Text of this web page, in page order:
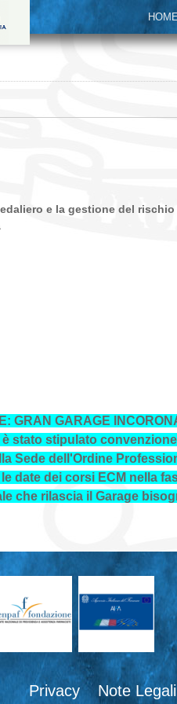
e la gestione del
GRAN GARAGE
stato stipulato
Sede dell'Ordine
date dei corsi ECM nella
che rilascia il Garage
Privacy Note Legali